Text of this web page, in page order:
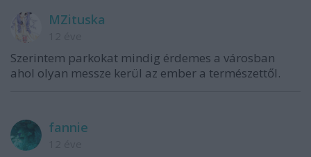
MZituska
Szerintem parkokat mindig érdemes a városban
ahol olyan messze kerül az ember a természettől.
fannie